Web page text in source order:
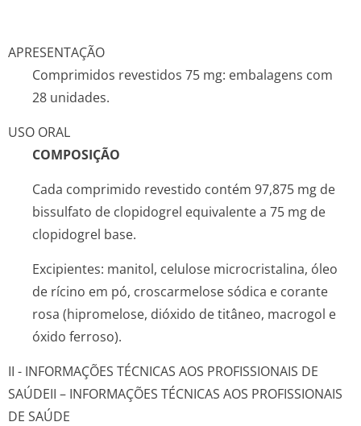
APRESENTAÇÃO
Comprimidos revestidos 75 mg: embalagens com
28 unidades.
USO ORAL
COMPOSIÇÃO
Cada comprimido revestido contém 97,875 mg de
bissulfato de clopidogrel equivalente a 75 mg de
clopidogrel base.
Excipientes: manitol, celulose microcristalina, óleo
de rícino em pó, croscarmelose sódica e corante
rosa (hipromelose, dióxido de titâneo, macrogol e
óxido ferroso).
II - INFORMAÇÕES TÉCNICAS AOS PROFISSIONAIS DE
SAÚDEII – INFORMAÇÕES TÉCNICAS AOS PROFISSIONAIS
DE SAÚDE